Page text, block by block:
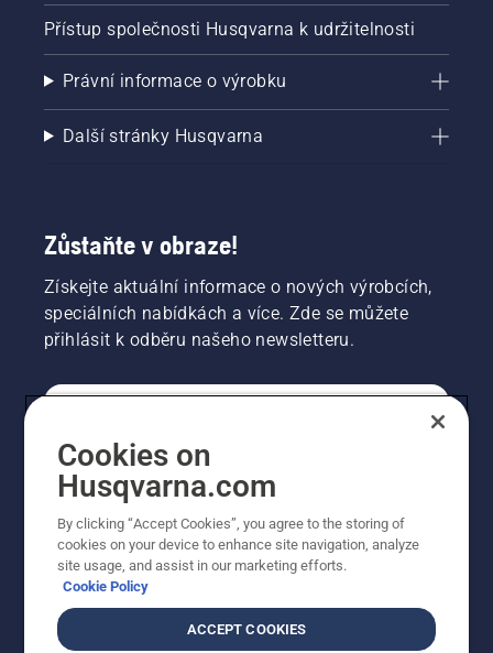
Přístup společnosti Husqvarna k udržitelnosti
Právní informace o výrobku
Další stránky Husqvarna
Zůstaňte v obraze!
Získejte aktuální informace o nových výrobcích,
speciálních nabídkách a více. Zde se můžete
přihlásit k odběru našeho newsletteru.
PROFESIONÁLNÍ
Cookies on
Husqvarna.com
By clicking “Accept Cookies”, you agree to the storing of
cookies on your device to enhance site navigation, analyze
site usage, and assist in our marketing efforts.
Cookie Policy
ACCEPT COOKIES